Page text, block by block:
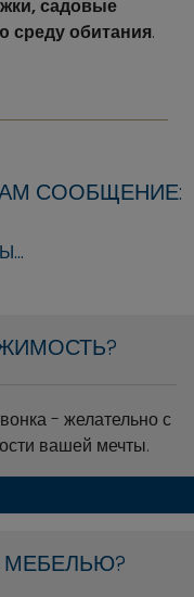
садовые
среду обитания.
СООБЩЕНИЕ:
- желательно с
вашей мечты.
МЕБЕЛЬЮ?